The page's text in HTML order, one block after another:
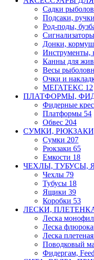
Садки
Подсаки,
Род-поды,
Донки,
Инструменты,
Канны для
Весы
Очки и
МЕГАТЕКС 12
ПЛАТФОРМЫ,
Фидерные
Платформы 54
Обвес 204
СУМКИ,
Сумки 207
Рюкзаки 65
Емкости 18
ЧЕХЛЫ, ТУБУСЫ,
Чехлы 79
Тубусы 18
Ящики 39
Коробки 53
ЛЕСКИ,
Леска
Леска
Леска плетеная
Поводковый
Фидергам,